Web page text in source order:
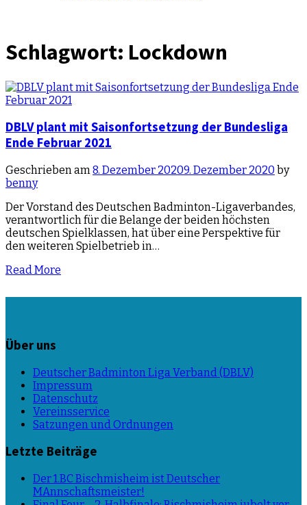
Schlagwort: Lockdown
DBLV plant mit Saisonfortsetzung der Bundesliga
Ende Februar 2021
Geschrieben am8. Dezember 20209. Dezember 2020 by
benny
Der Vorstand des Deutschen Badminton-Ligaverbandes,
verantwortlich für die Belange der beiden höchsten
deutschen Spielklassen, hat über eine Perspektive für
den weiteren Spielbetrieb in…
Read More
Über uns
Deutscher Badminton Liga Verband (DBLV)
Impressum
Datenschutz
Vereinsservice
Satzungen und Ordnungen
Letzte Beiträge
Der 1.BC Bischmisheim ist Deutscher
MAnnschaftsmeister!